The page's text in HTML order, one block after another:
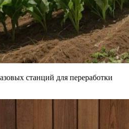
станций для переработки